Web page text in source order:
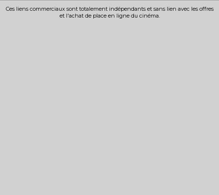
Ces liens commerciaux sont totalement indépendants et sans lien avec les offres
et l'achat de place en ligne du cinéma.